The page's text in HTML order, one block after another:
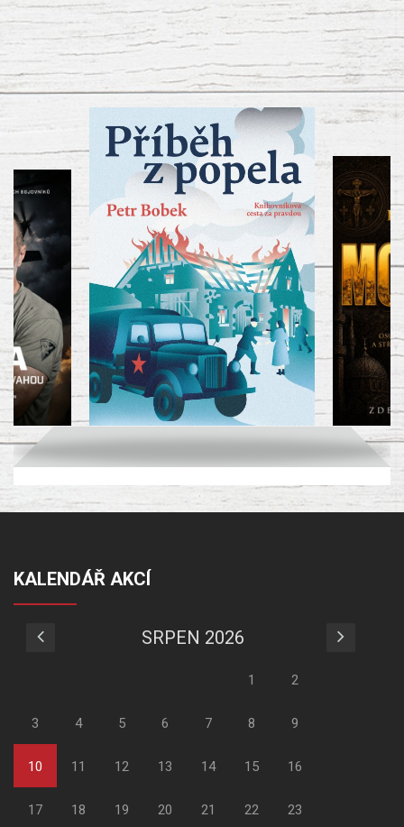
KALENDÁŘ AKCÍ
SRPEN 2026
1 2
3 4 5 6 7 8 9
10 11 12 13 14 15 16
17 18 19 20 21 22 23